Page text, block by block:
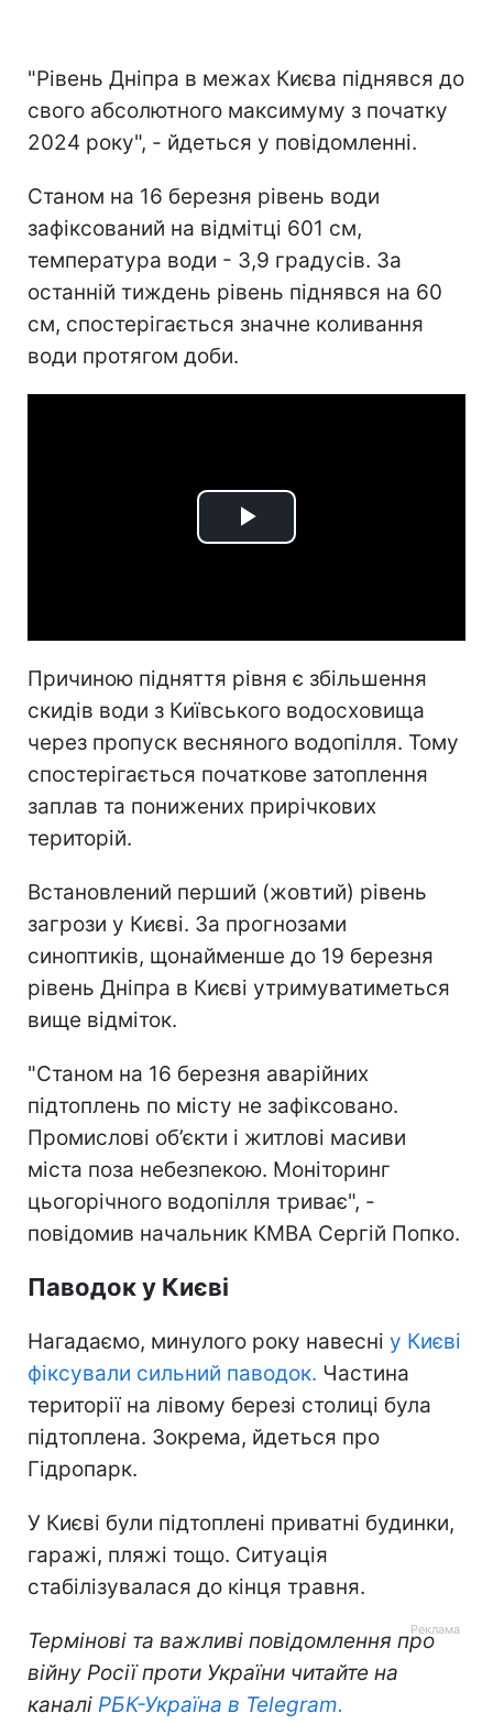
"Рівень Дніпра в межах Києва піднявся до
свого абсолютного максимуму з початку
2024 року", - йдеться у повідомленні.
Станом на 16 березня рівень води
зафіксований на відмітці 601 см,
температура води - 3,9 градусів. За
останній тиждень рівень піднявся на 60
см, спостерігається значне коливання
води протягом доби.
Play
Причиною підняття рівня є збільшення
скидів води з Київського водосховища
через пропуск весняного водопілля. Тому
спостерігається початкове затоплення
заплав та понижених прирічкових
територій.
Встановлений перший (жовтий) рівень
загрози у Києві. За прогнозами
синоптиків, щонайменше до 19 березня
рівень Дніпра в Києві утримуватиметься
вище відміток.
"Станом на 16 березня аварійних
підтоплень по місту не зафіксовано.
Промислові об’єкти і житлові масиви
міста поза небезпекою. Моніторинг
цьогорічного водопілля триває", -
повідомив начальник КМВА Сергій Попко.
Паводок у Києві
Нагадаємо, минулого року навесні у Києві
фіксували сильний паводок. Частина
території на лівому березі столиці була
підтоплена. Зокрема, йдеться про
Гідропарк.
У Києві були підтоплені приватні будинки,
гаражі, пляжі тощо. Ситуація
стабілізувалася до кінця травня.
Термінові та важливі повідомлення про
війну Росії проти України читайте на
каналі РБК-Україна в Telegram.